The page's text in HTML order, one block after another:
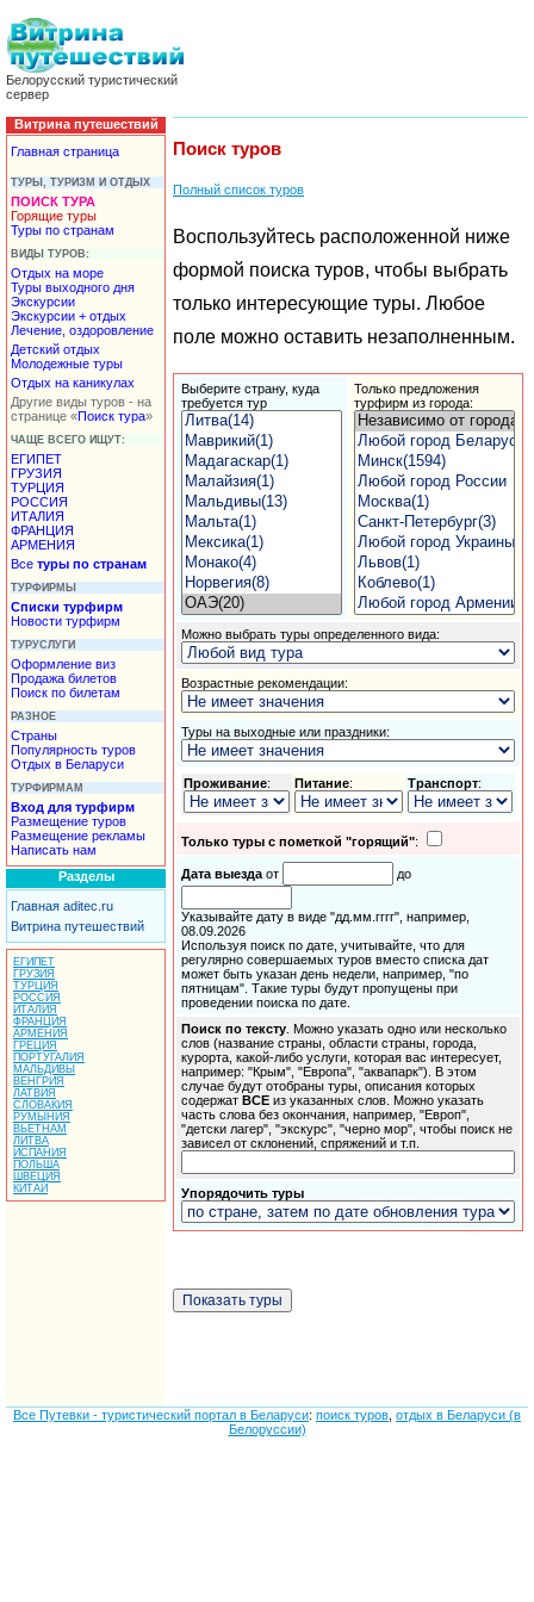
Белорусский туристический
сервер
Витрина путешествий
Главная страница
ТУРЫ, ТУРИЗМ И ОТДЫХ
ПОИСК ТУРА
Горящие туры
Туры по странам
ВИДЫ ТУРОВ:
Отдых на море
Туры выходного дня
Экскурсии
Экскурсии + отдых
Лечение, оздоровление
Детский отдых
Молодежные туры
Отдых на каникулах
Другие виды туров - на
странице «Поиск тура»
ЧАЩЕ ВСЕГО ИЩУТ:
ЕГИПЕТ
ГРУЗИЯ
ТУРЦИЯ
РОССИЯ
ИТАЛИЯ
ФРАНЦИЯ
АРМЕНИЯ
Все туры по странам
ТУРФИРМЫ
Списки турфирм
Новости турфирм
ТУРУСЛУГИ
Оформление виз
Продажа билетов
Поиск по билетам
РАЗНОЕ
Страны
Популярность туров
Отдых в Беларуси
ТУРФИРМАМ
Вход для турфирм
Размещение туров
Размещение рекламы
Написать нам
Разделы
Главная aditec.ru
Витрина путешествий
ЕГИПЕТ
ГРУЗИЯ
ТУРЦИЯ
РОССИЯ
ИТАЛИЯ
ФРАНЦИЯ
АРМЕНИЯ
ГРЕЦИЯ
ПОРТУГАЛИЯ
МАЛЬДИВЫ
ВЕНГРИЯ
ЛАТВИЯ
СЛОВАКИЯ
РУМЫНИЯ
ВЬЕТНАМ
ЛИТВА
ИСПАНИЯ
ПОЛЬША
ШВЕЦИЯ
КИТАЙ
Поиск туров
Полный список туров
Воспользуйтесь расположенной ниже
формой поиска туров, чтобы выбрать
только интересующие туры. Любое
поле можно оставить незаполненным.
Выберите страну, куда
требуется тур
Только предложения
турфирм из города:
Можно выбрать туры определенного вида:
Возрастные рекомендации:
Туры на выходные или праздники:
Проживание: Питание: Транспорт:
Только туры с пометкой "горящий":
Дата выезда от до
Указывайте дату в виде "дд.мм.гггг", например,
08.09.2026
Используя поиск по дате, учитывайте, что для
регулярно совершаемых туров вместо списка дат
может быть указан день недели, например, "по
пятницам". Такие туры будут пропущены при
проведении поиска по дате.
Поиск по тексту . Можно указать одно или несколько
слов (название страны, области страны, города,
курорта, какой-либо услуги, которая вас интересует,
например: "Крым", "Европа", "аквапарк"). В этом
случае будут отобраны туры, описания которых
содержат ВСЕ из указанных слов. Можно указать
часть слова без окончания, например, "Европ",
"детски лагер", "экскурс", "черно мор", чтобы поиск не
зависел от склонений, спряжений и т.п.
Упорядочить туры
Все Путевки - туристический портал в Беларуси: поиск туров отдых в Беларуси (в
Белоруссии)